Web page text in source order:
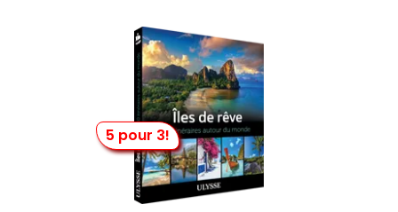
5 pour 3!